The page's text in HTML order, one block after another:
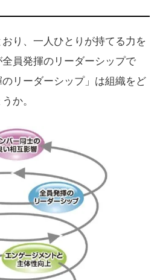
り、一人ひとりが持てる力を
員発揮のリーダーシップで
リーダーシップ」は組織をど
か。